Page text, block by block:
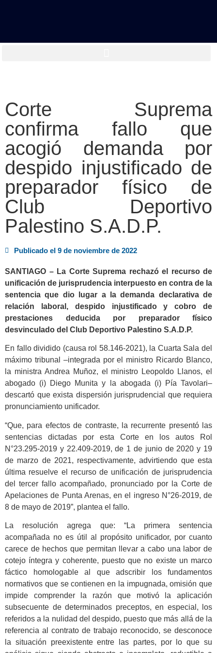
Corte Suprema
confirma fallo que
acogió demanda por
despido injustificado de
preparador físico de
Club Deportivo
Palestino S.A.D.P.
Publicado el 9 de noviembre de 2022
SANTIAGO – La Corte Suprema rechazó el recurso de
unificación de jurisprudencia interpuesto en contra de la
sentencia que dio lugar a la demanda declarativa de
relación laboral, despido injustificado y cobro de
prestaciones deducida por preparador físico
desvinculado del Club Deportivo Palestino S.A.D.P.
En fallo dividido (causa rol 58.146-2021), la Cuarta Sala del
máximo tribunal –integrada por el ministro Ricardo Blanco,
la ministra Andrea Muñoz, el ministro Leopoldo Llanos, el
abogado (i) Diego Munita y la abogada (i) Pía Tavolari–
descartó que exista dispersión jurisprudencial que requiera
pronunciamiento unificador.
“Que, para efectos de contraste, la recurrente presentó las
sentencias dictadas por esta Corte en los autos Rol
N°23.295-2019 y 22.409-2019, de 1 de junio de 2020 y 19
de marzo de 2021, respectivamente, advirtiendo que esta
última resuelve el recurso de unificación de jurisprudencia
del tercer fallo acompañado, pronunciado por la Corte de
Apelaciones de Punta Arenas, en el ingreso N°26-2019, de
8 de mayo de 2019”, plantea el fallo.
La resolución agrega que: “La primera sentencia
acompañada no es útil al propósito unificador, por cuanto
carece de hechos que permitan llevar a cabo una labor de
cotejo íntegra y coherente, puesto que no existe un marco
fáctico homologable al que adscribir los fundamentos
normativos que se contienen en la impugnada, omisión que
impide comprender la razón que motivó la aplicación
subsecuente de determinados preceptos, en especial, los
referidos a la nulidad del despido, puesto que más allá de la
referencia al contrato de trabajo reconocido, se desconoce
la situación preexistente entre las partes, por lo que su